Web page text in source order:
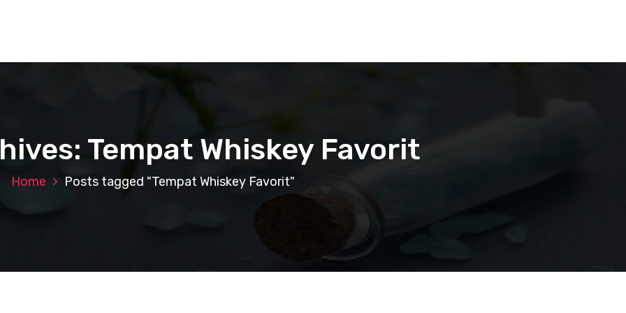
Tempat Whiskey Favorit
Home Posts tagged "Tempat Whiskey Favorit"